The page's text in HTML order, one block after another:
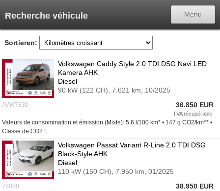
Recherche véhicule Menu
Sortieren:
AVW7830
Volkswagen Caddy Style 2.0 TDI DSG Navi LED
Kamera AHK
Diesel
90 kW (122 CH),7.621 km, 10/2025
36.850 EUR
TVA récupérable
Valeurs de consommation et émission (Mixte): 5,6 l/100 km* • 147 g CO2/km** •
Classe de CO2 E
78080
Volkswagen Passat Variant R-Line 2.0 TDI DSG
Black-Style AHK
Diesel
110 kW (150 CH),7.950 km,01/2025
38.950 EUR
Menu
Retour
Modifier ma recherche
Anglais